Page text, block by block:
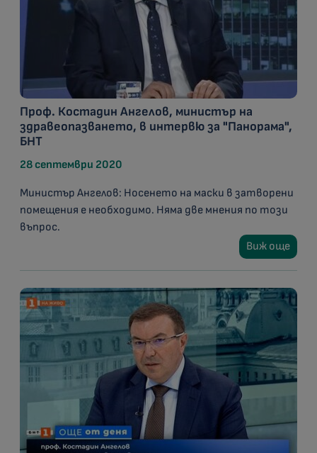
Проф. Костадин Ангелов, министър на
здравеопазването, в интервю за "Панорама",
БНТ
28 септември 2020
Министър Ангелов: Носенето на маски в затворени
помещения е необходимо. Няма две мнения по този
въпрос.
Виж още